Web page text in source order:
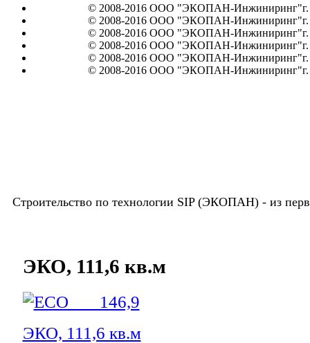
© 2008-2016 ООО "ЭКОПАН-Инжиниринг"г.
© 2008-2016 ООО "ЭКОПАН-Инжиниринг"г.
© 2008-2016 ООО "ЭКОПАН-Инжиниринг"г.
© 2008-2016 ООО "ЭКОПАН-Инжиниринг"г.
© 2008-2016 ООО "ЭКОПАН-Инжиниринг"г.
© 2008-2016 ООО "ЭКОПАН-Инжиниринг"г.
Строительство по технологии SIP (ЭКОПАН) - из
ЭКО, 111,6 кв.м
ЭКО, 111,6 кв.м